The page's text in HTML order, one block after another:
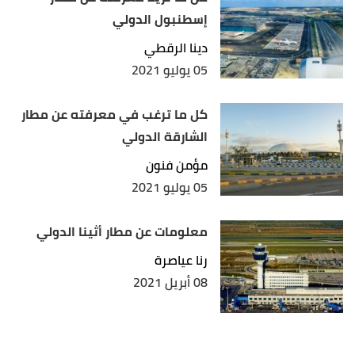
↑
"montana-travel-tourism"
edexy, Retrieved
28/2/2022. Edited.
إسطنبول الدولي
دينا الرقطي
05 يوليو 2021
كل ما ترغب في معرفته عن مطار
الشارقة الدولي
مؤمن فنون
05 يوليو 2021
معلومات عن مطار أثينا الدولي
رنا عياصرة
08 أبريل 2021